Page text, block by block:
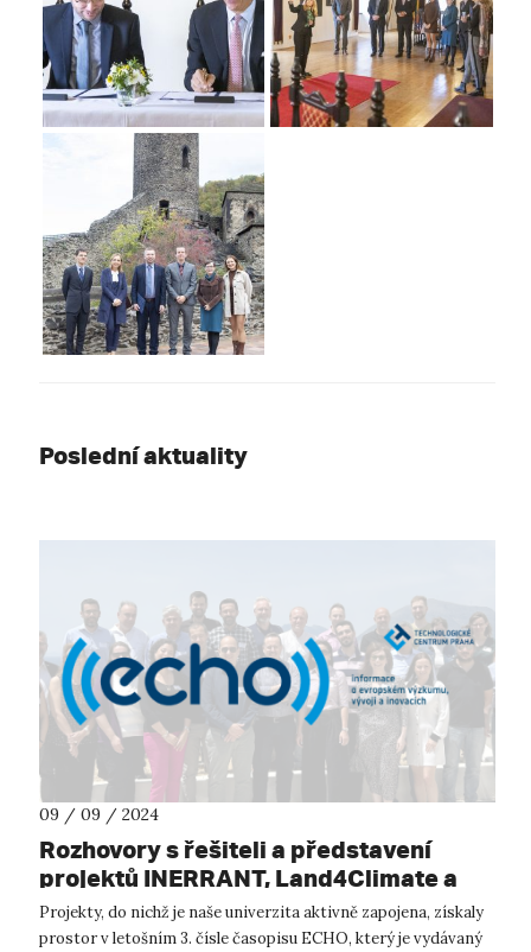
Poslední aktuality
09 / 09 / 2024
Rozhovory s řešiteli a představení
projektů INERRANT, Land4Climate a
SpongeBoost v hlavní roli posledního
vydání časopisu ECHO
Projekty, do nichž je naše univerzita aktivně zapojena, získaly
prostor v letošním 3. čísle časopisu ECHO, který je vydávaný